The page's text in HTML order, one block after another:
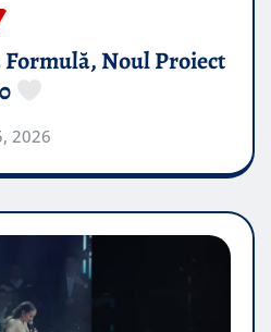
Formulă, Noul Proiect
2026